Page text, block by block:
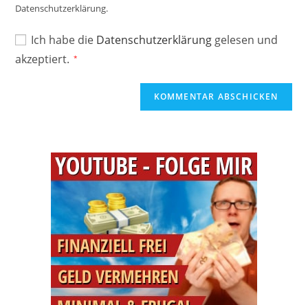
Datenschutzerklärung.
Ich habe die Datenschutzerklärung gelesen und
akzeptiert. *